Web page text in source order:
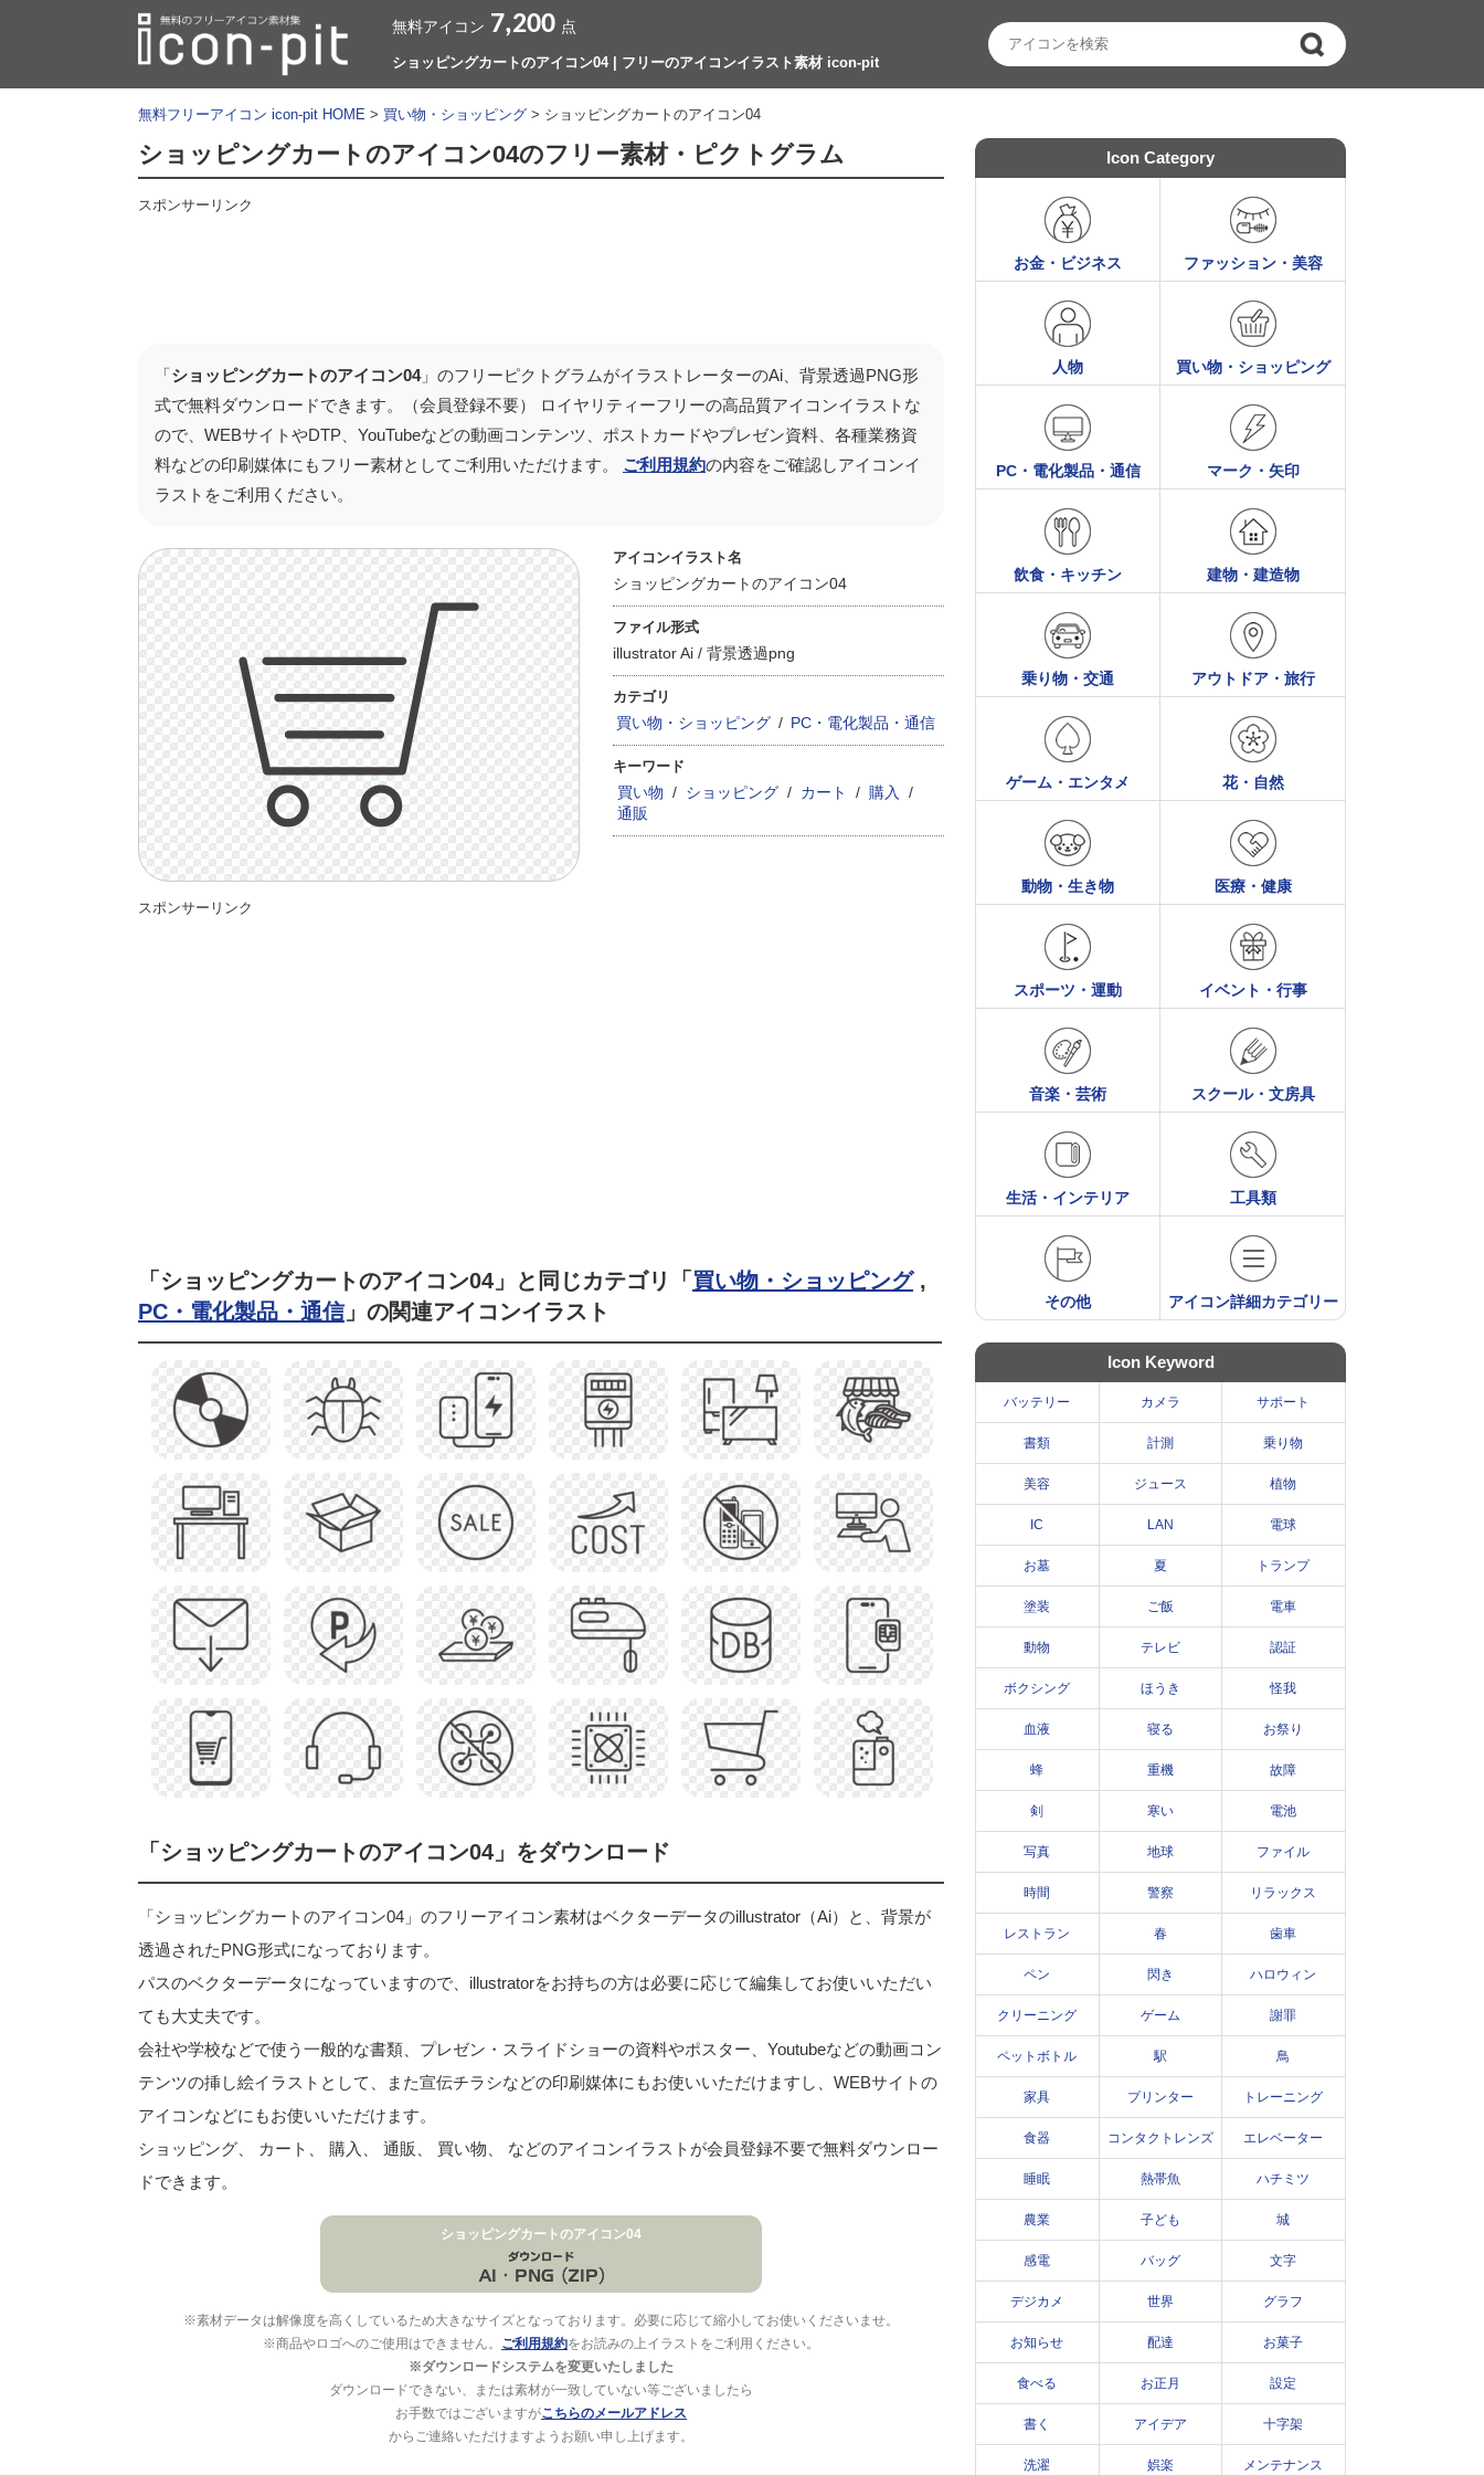
無料アイコン 7,200 点
ショッピングカートのアイコン04 | フリーのアイコンイラスト素材 icon-pit
無料フリーアイコン icon-pit HOME > 買い物・ショッピング > ショッピングカートのアイコン04
ショッピングカートのアイコン04のフリー素材・ピクトグラム
スポンサーリンク
「ショッピングカートのアイコン04」のフリーピクトグラムがイラストレーターのAi、背景透過PNG形
式で無料ダウンロードできます。（会員登録不要） ロイヤリティーフリーの高品質アイコンイラストな
ので、WEBサイトやDTP、YouTubeなどの動画コンテンツ、ポストカードやプレゼン資料、各種業務資
料などの印刷媒体にもフリー素材としてご利用いただけます。 ご利用規約の内容をご確認しアイコンイ
ラストをご利用ください。
アイコンイラスト名
ショッピングカートのアイコン04
ファイル形式
illustrator Ai / 背景透過png
カテゴリ
買い物・ショッピング / PC・電化製品・通信
キーワード
買い物 / ショッピング / カート / 購入
/
通販
スポンサーリンク
「ショッピングカートのアイコン04」と同じカテゴリ「 買い物・ショッピング,
PC・電化製品・通信」の関連アイコンイラスト
「ショッピングカートのアイコン04」をダウンロード
「ショッピングカートのアイコン04」のフリーアイコン素材はベクターデータのillustrator（Ai）と、背景が
透過されたPNG形式になっております。
パスのベクターデータになっていますので、illustratorをお持ちの方は必要に応じて編集してお使いいただい
ても大丈夫です。
会社や学校などで使う一般的な書類、プレゼン・スライドショーの資料やポスター、Youtubeなどの動画コン
テンツの挿し絵イラストとして、また宣伝チラシなどの印刷媒体にもお使いいただけますし、WEBサイトの
アイコンなどにもお使いいただけます。
ショッピング、 カート、 購入、 通販、 買い物、 などのアイコンイラストが会員登録不要で無料ダウンロー
ドできます。
ショッピングカートのアイコン04
※素材データは解像度を高くしているため大きなサイズとなっております。必要に応じて縮小してお使いくださいませ。
※商品やロゴへのご使用はできません。 ご利用規約をお読みの上イラストをご利用ください。
※ダウンロードシステムを変更いたしました
ダウンロードできない、または素材が一致していない等ございましたら
お手数ではございますがこちらのメールアドレス
からご連絡いただけますようお願い申し上げます。
Icon Category
お金・ビジネス ファッション・美容
人物 買い物・ショッピング
PC・電化製品・通信 マーク・矢印
飲食・キッチン 建物・建造物
乗り物・交通 アウトドア・旅行
ゲーム・エンタメ 花・自然
動物・生き物 医療・健康
スポーツ・運動 イベント・行事
音楽・芸術 スクール・文房具
生活・インテリア 工具類
その他 アイコン詳細カテゴリー
Icon Keyword
バッテリー カメラ サポート
書類 計測 乗り物
美容 ジュース 植物
IC LAN 電球
お墓 夏 トランプ
塗装 ご飯 電車
動物 テレビ 認証
ボクシング ほうき 怪我
血液 寝る お祭り
蜂 重機 故障
剣 寒い 電池
写真 地球 ファイル
時間 警察 リラックス
レストラン 春 歯車
ペン 閃き ハロウィン
クリーニング ゲーム 謝罪
ペットボトル 駅 鳥
家具 プリンター トレーニング
食器 コンタクトレンズ エレベーター
睡眠 熱帯魚 ハチミツ
農業 子ども 城
感電 バッグ 文字
デジカメ 世界 グラフ
お知らせ 配達 お菓子
食べる お正月 設定
書く アイデア 十字架
洗濯 娯楽 メンテナンス